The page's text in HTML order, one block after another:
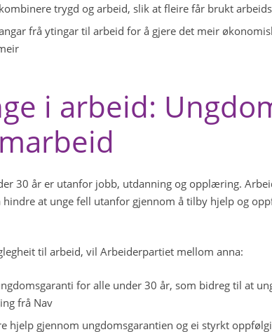
trygd og arbeid, slik at fleire får brukt
frå ytingar til arbeid for å gjere det meir
i arbeid:
30 år er utanfor jobb, utdanning og opplæring.
hindre at unge fell utanfor gjennom å tilby hjelp og
til arbeid, vil Arbeiderpartiet mellom anna:
for alle under 30 år, som bidreg til at
frå Nav
hjelp gjennom ungdomsgarantien og ei styrkt